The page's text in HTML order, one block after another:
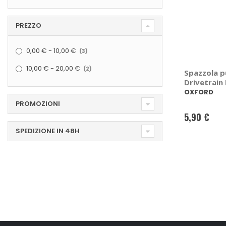
Spazzola
Drivetrain
Brush -
OXFORD
5,90 €
PREZZO
0,00 € - 10,00 € 3
10,00 € - 20,00 € 2
PROMOZIONI
SPEDIZIONE IN 48H